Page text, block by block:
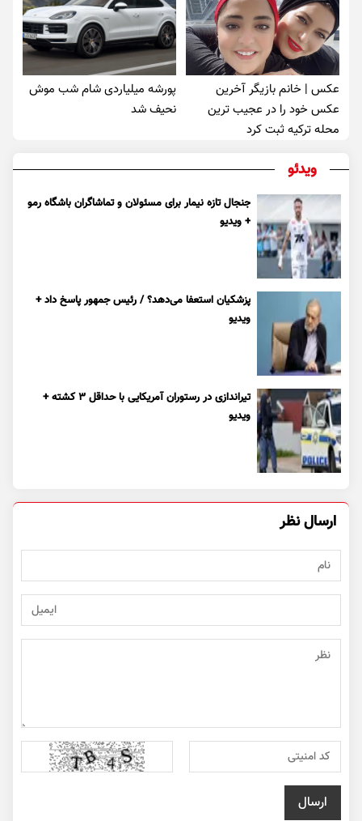
عکس | خانم بازیگر آخرین
عکس خود را در عجیب ترین
محله ترکیه ثبت کرد
پورشه میلیاردی شام شب موش‌
نحیف شد
ویدئو
جنجال تازه نیمار برای مسئولان و تماشاگران باشگاه رمو
+ ویدیو
پزشکیان استعفا می‌دهد؟ / رئیس جمهور پاسخ داد +
ویدیو
تیراندازی در رستوران آمریکایی با حداقل ۳ کشته +
ویدیو
ارسال نظر